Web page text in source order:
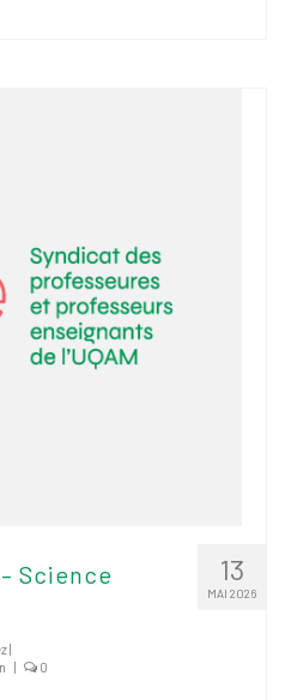
13
MAI 2026
Science
|
| 0